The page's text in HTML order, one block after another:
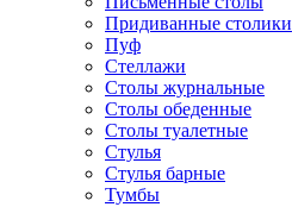
Придиванные столики
Пуф
Стеллажи
Столы журнальные
Столы обеденные
Столы туалетные
Стулья
Стулья барные
Тумбы